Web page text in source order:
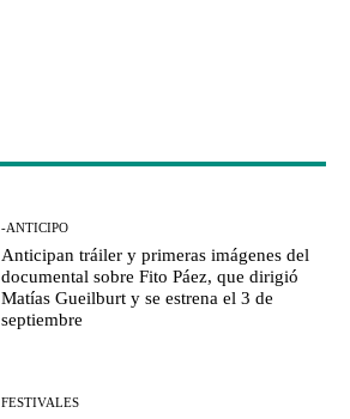
-ANTICIPO
Anticipan tráiler y primeras imágenes del
documental sobre Fito Páez, que dirigió
Matías Gueilburt y se estrena el 3 de
septiembre
FESTIVALES